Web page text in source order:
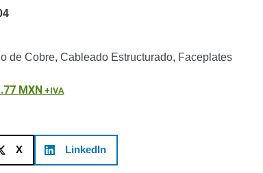
-
de
de Cobre, Cableado Estructurado, Faceplates
MXN
X LinkedIn